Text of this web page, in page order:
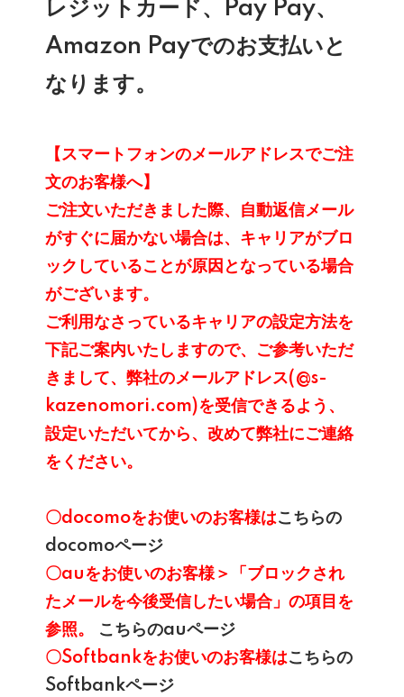
レジットカード、Pay Pay、
Amazon Payでのお支払いと
なります。
【スマートフォンのメールアドレスでご注
文のお客様へ】
ご注文いただきました際、自動返信メール
がすぐに届かない場合は、キャリアがブロ
ックしていることが原因となっている場合
がございます。
ご利用なさっているキャリアの設定方法を
下記ご案内いたしますので、ご参考いただ
きまして、弊社のメールアドレス(@s-
kazenomori.com)を受信できるよう、
設定いただいてから、改めて弊社にご連絡
をください。
〇docomoをお使いのお客様はこちらの
docomoページ
〇auをお使いのお客様＞「ブロックされ
たメールを今後受信したい場合」の項目を
参照。 こちらのauページ
〇Softbankをお使いのお客様はこちらの
Softbankページ